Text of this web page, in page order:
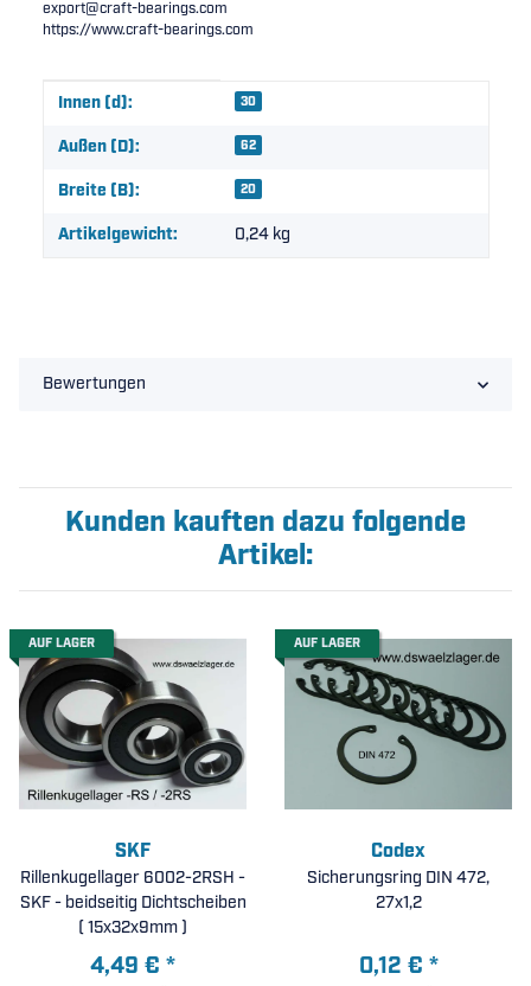
export@craft-bearings.com
https://www.craft-bearings.com
Produkteigenschaft
Wert
Innen (d): 30
Außen (D): 62
Breite (B): 20
Artikelgewicht: 0,24 kg
Bewertungen
Kunden kauften dazu folgende
Artikel:
AUF LAGER
SKF
Rillenkugellager 6002-2RSH -
SKF - beidseitig Dichtscheiben
( 15x32x9mm )
4,49 € *
AUF LAGER
Codex
Sicherungsring DIN 472,
27x1,2
0,12 € *